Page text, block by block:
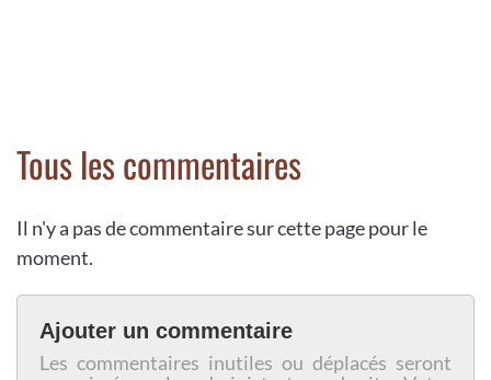
Tous les commentaires
Il n'y a pas de commentaire sur cette page pour le
moment.
Ajouter un commentaire
Les commentaires inutiles ou déplacés seront